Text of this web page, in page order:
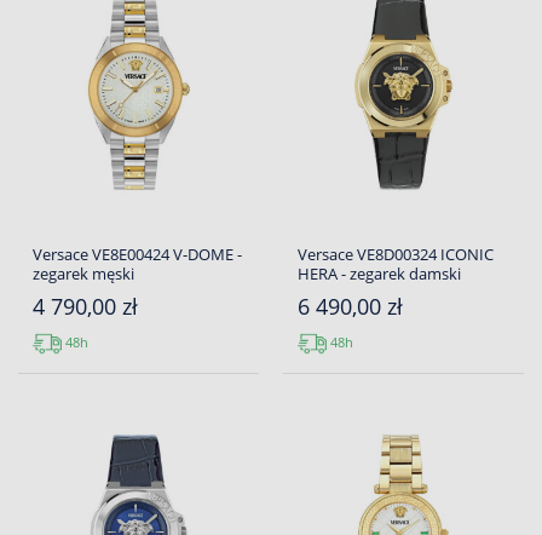
Versace VE8E00424 V-DOME -
zegarek męski
4 790,00 zł
48h
Versace VE8D00324 ICONIC
HERA - zegarek damski
6 490,00 zł
48h